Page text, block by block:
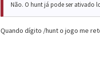
Não. O hunt já pode ser ativado
Quando dígito /hunt o jogo me